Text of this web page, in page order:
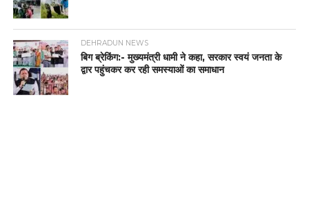
DEHRADUN NEWS
बिग ब्रेकिंग:- मुख्यमंत्री धामी ने कहा, सरकार स्वयं जनता के
द्वार पहुंचकर कर रही समस्याओं का समाधान